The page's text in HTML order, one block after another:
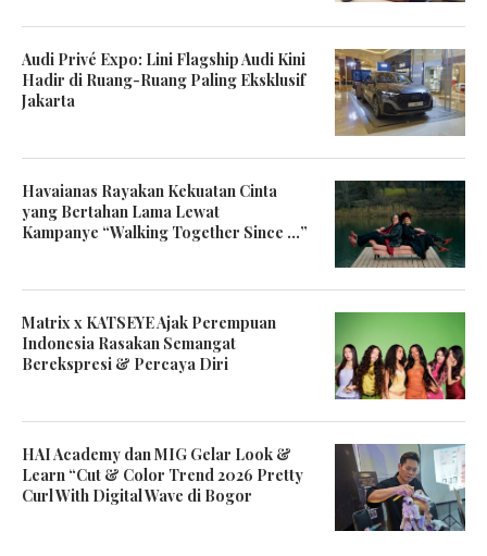
Audi Privé Expo: Lini Flagship Audi Kini
Hadir di Ruang-Ruang Paling Eksklusif
Jakarta
Havaianas Rayakan Kekuatan Cinta
yang Bertahan Lama Lewat
Kampanye “Walking Together Since …”
Matrix x KATSEYE Ajak Perempuan
Indonesia Rasakan Semangat
Berekspresi & Percaya Diri
HAI Academy dan MIG Gelar Look &
Learn “Cut & Color Trend 2026 Pretty
Curl With Digital Wave di Bogor